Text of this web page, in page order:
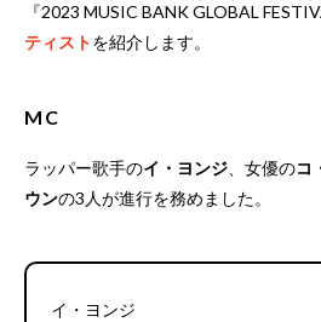
『2023 MUSIC BANK GLOBAL
ティストを紹介します。
MC
ラッパー歌手のイ・ヨンジ 、女優のコ
ウンの3人が進行を務めました。
イ・ヨンジ